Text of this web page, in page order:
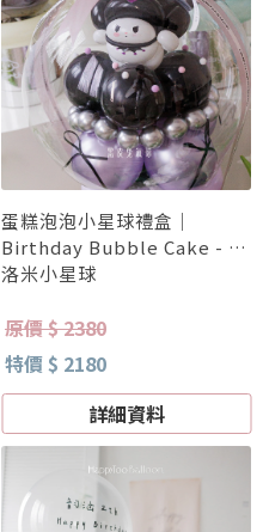
蛋糕泡泡小星球禮盒｜
Birthday Bubble Cake - 庫
洛米小星球
原價 $ 2380
特價 $ 2180
詳細資料